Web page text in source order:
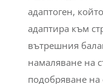
адаптоген,
адаптира към
вътрешния
намаляване на
подобряване